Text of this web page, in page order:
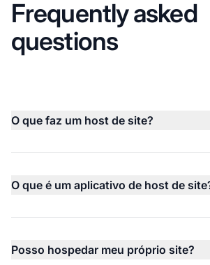
Frequently asked
questions
O que faz um host de site?
O que é um aplicativo de host de
Posso hospedar meu próprio site?